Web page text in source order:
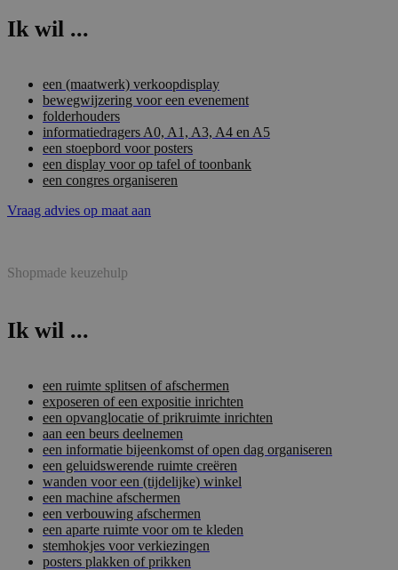
Ik wil ...
een (maatwerk) verkoopdisplay
bewegwijzering voor een evenement
folderhouders
informatiedragers A0, A1, A3, A4 en A5
een stoepbord voor posters
een display voor op tafel of toonbank
een congres organiseren
Vraag advies op maat aan
Shopmade keuzehulp
Ik wil ...
een ruimte splitsen of afschermen
exposeren of een expositie inrichten
een opvanglocatie of prikruimte inrichten
aan een beurs deelnemen
een informatie bijeenkomst of open dag organiseren
een geluidswerende ruimte creëren
wanden voor een (tijdelijke) winkel
een machine afschermen
een verbouwing afschermen
een aparte ruimte voor om te kleden
stemhokjes voor verkiezingen
posters plakken of prikken